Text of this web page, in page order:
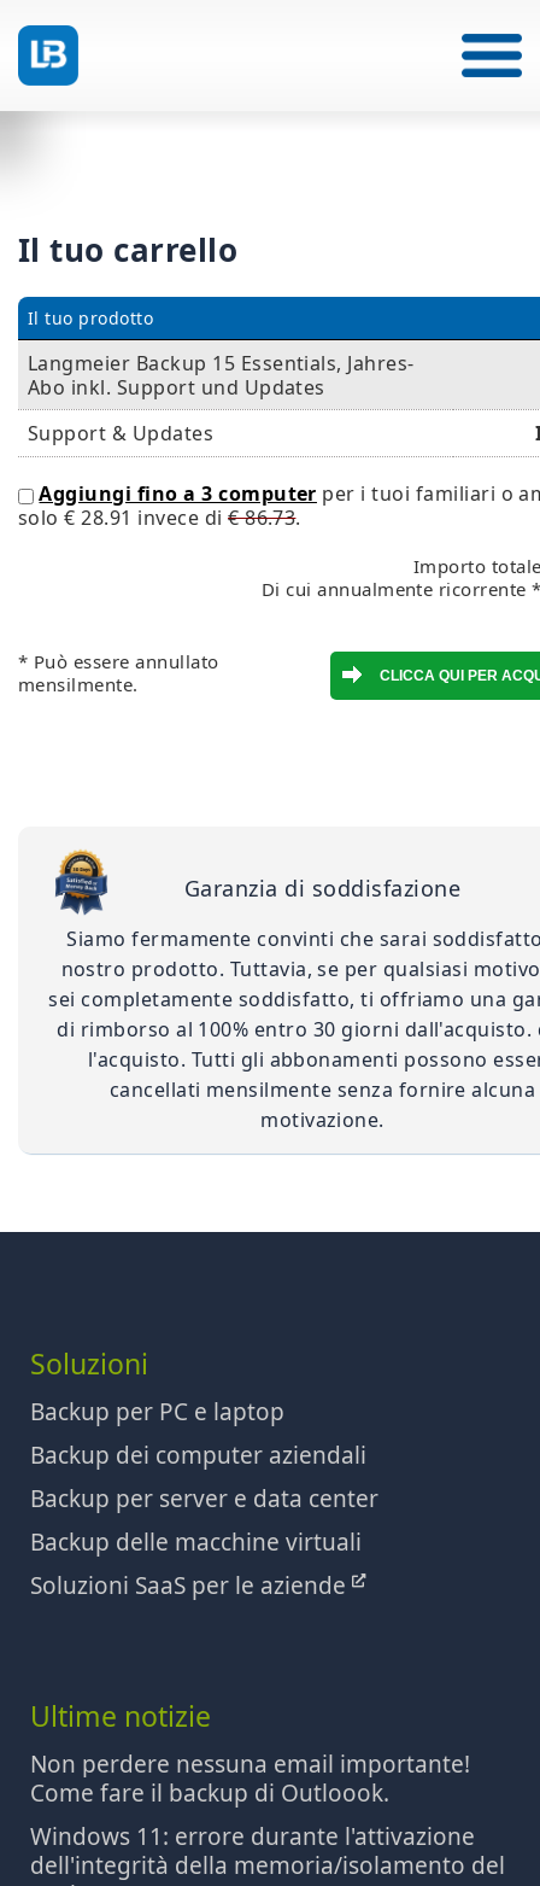
Il tuo carrello
Il tuo prodotto
Langmeier Backup 15 Essentials, Jahres-
Abo inkl. Support und Updates
Support & Updates
Aggiungi fino a 3 computer per i tuoi familiari o
solo€ 28.91 invece di€ 86.73.
Importo
Di cui annualmente ricorrente
* Può essere annullato
mensilmente.
Garanzia di soddisfazione
Siamo fermamente convinti che sarai
nostro prodotto. Tuttavia, se per qualsiasi
sei completamente soddisfatto, ti offriamo una
di rimborso al 100% entro 30 giorni dall'acquisto.
l'acquisto. Tutti gli abbonamenti possono
cancellati mensilmente senza fornire alcuna
motivazione.
Soluzioni
Backup per PC e laptop
Backup dei computer aziendali
Backup per server e data center
Backup delle macchine virtuali
Soluzioni SaaS per le aziende
Ultime notizie
Non perdere nessuna email importante!
Come fare il backup di Outloook.
Windows 11: errore durante l'attivazione
dell'integrità della memoria/isolamento del